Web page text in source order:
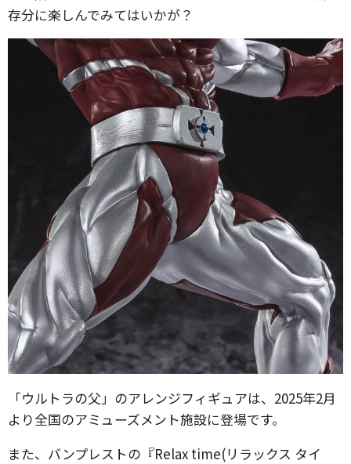
存分に楽しんでみてはいかが？
「ウルトラの父」のアレンジフィギュアは、2025年2月
より全国のアミューズメント施設に登場です。
また、バンプレストの『Relax time(リラックス タイ